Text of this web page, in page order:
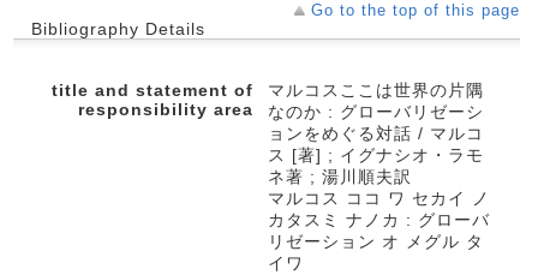
Go to the top of this page
Bibliography Details
title and statement of
responsibility area
マルコスここは世界の片隅
なのか : グローバリゼーシ
ョンをめぐる対話 / マルコ
ス [著] ; イグナシオ・ラモ
ネ著 ; 湯川順夫訳
マルコス ココ ワ セカイ ノ
カタスミ ナノカ : グローバ
リゼーション オ メグル タ
イワ